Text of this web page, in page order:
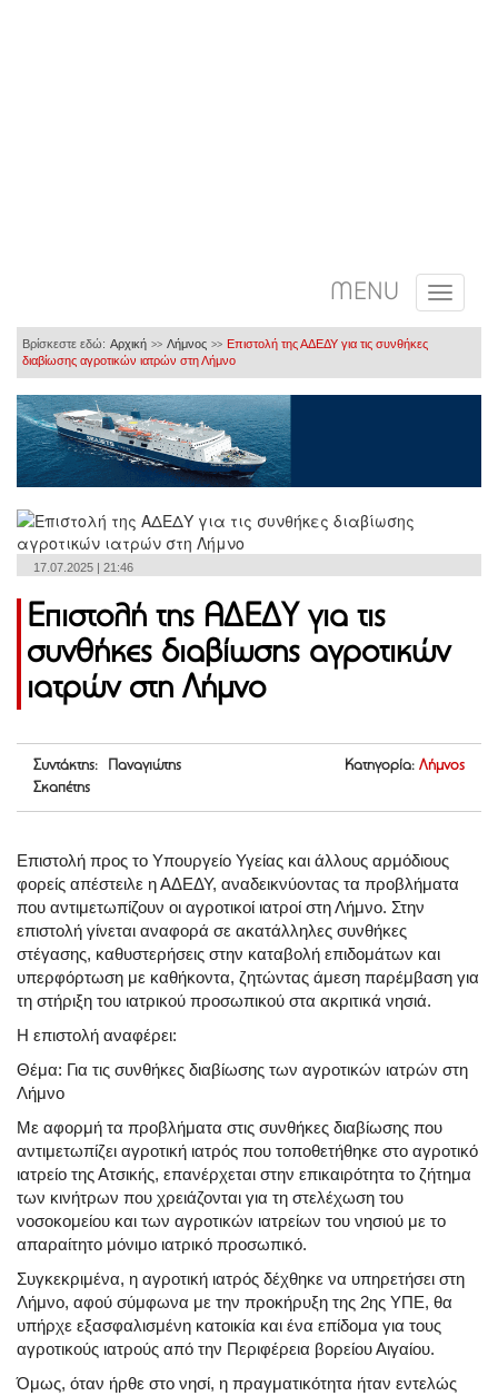
MENU
Βρίσκεστε εδώ: Αρχική >> Λήμνος >> Επιστολή της ΑΔΕΔΥ για τις συνθήκες
διαβίωσης αγροτικών ιατρών στη Λήμνο
17.07.2025 | 21:46
Επιστολή της ΑΔΕΔΥ για τις
συνθήκες διαβίωσης αγροτικών
ιατρών στη Λήμνο
Συντάκτης: Παναγιώτης
Σκαπέτης
Κατηγορία: Λήμνος
Επιστολή προς το Υπουργείο Υγείας και άλλους αρμόδιους
φορείς απέστειλε η ΑΔΕΔΥ, αναδεικνύοντας τα προβλήματα
που αντιμετωπίζουν οι αγροτικοί ιατροί στη Λήμνο. Στην
επιστολή γίνεται αναφορά σε ακατάλληλες συνθήκες
στέγασης, καθυστερήσεις στην καταβολή επιδομάτων και
υπερφόρτωση με καθήκοντα, ζητώντας άμεση παρέμβαση για
τη στήριξη του ιατρικού προσωπικού στα ακριτικά νησιά.
Η επιστολή αναφέρει:
Θέμα: Για τις συνθήκες διαβίωσης των αγροτικών ιατρών στη
Λήμνο
Με αφορμή τα προβλήματα στις συνθήκες διαβίωσης που
αντιμετωπίζει αγροτική ιατρός που τοποθετήθηκε στο αγροτικό
ιατρείο της Ατσικής, επανέρχεται στην επικαιρότητα το ζήτημα
των κινήτρων που χρειάζονται για τη στελέχωση του
νοσοκομείου και των αγροτικών ιατρείων του νησιού με το
απαραίτητο μόνιμο ιατρικό προσωπικό.
Συγκεκριμένα, η αγροτική ιατρός δέχθηκε να υπηρετήσει στη
Λήμνο, αφού σύμφωνα με την προκήρυξη της 2ης ΥΠΕ, θα
υπήρχε εξασφαλισμένη κατοικία και ένα επίδομα για τους
αγροτικούς ιατρούς από την Περιφέρεια βορείου Αιγαίου.
Όμως, όταν ήρθε στο νησί, η πραγματικότητα ήταν εντελώς